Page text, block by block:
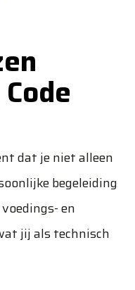
dat je niet alleen
begeleiding
en
jij als technisch